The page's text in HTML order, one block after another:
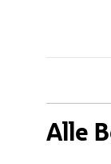
Alle